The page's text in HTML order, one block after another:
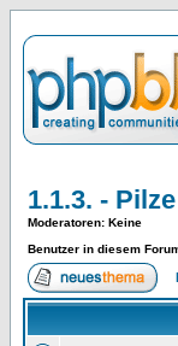
1.1.3. -
Moderatoren: Keine
Benutzer in diesem